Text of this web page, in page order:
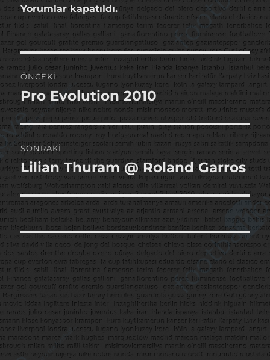
Yorumlar kapatıldı.
Yazı
gezinmesi
ÖNCEKI
Önceki
yazı:
Pro Evolution 2010
SONRAKI
Sonraki
yazı:
Lilian Thuram @ Roland Garros